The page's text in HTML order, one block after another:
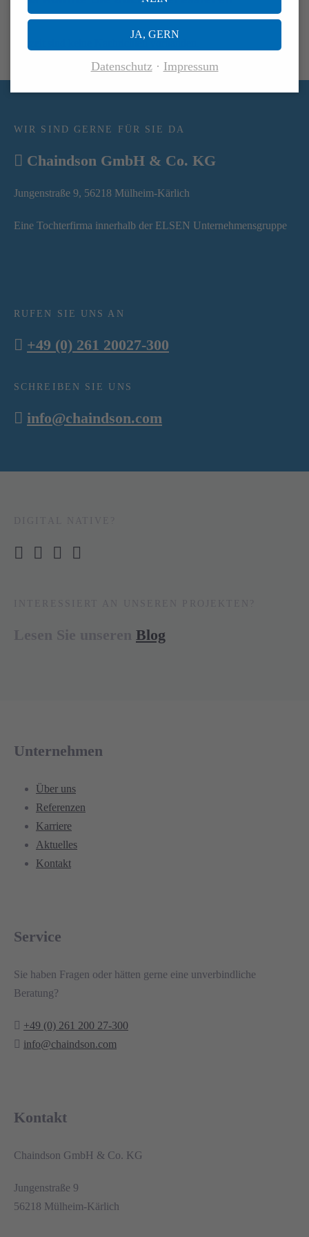
Zurzeit sind keine Nachrichten vorhanden.
WIR SIND GERNE FÜR SIE DA
Chaindson GmbH & Co. KG
Jungenstraße 9, 56218 Mülheim-Kärlich
Eine Tochterfirma innerhalb der ELSEN Unternehmensgruppe
RUFEN SIE UNS AN
+49 (0) 261 20027-300
SCHREIBEN SIE UNS
info@chaindson.com
Blog
Unternehmen
Über uns
Referenzen
Karriere
Aktuelles
Kontakt
Service
Sie haben Fragen oder hätten gerne eine unverbindliche
Beratung?
+49 (0) 261 200 27-300
info@chaindson.com
Kontakt
Chaindson GmbH & Co. KG
Jungenstraße 9
56218 Mülheim-Kärlich
JA, GERN
Datenschutz Impressum